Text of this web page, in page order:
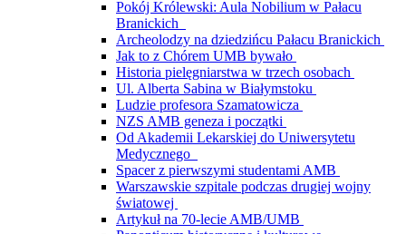
Pokój Królewski: Aula Nobilium w Pałacu
Branickich
Archeolodzy na dziedzińcu Pałacu Branickich
Jak to z Chórem UMB bywało
Historia pielęgniarstwa w trzech osobach
Ul. Alberta Sabina w Białymstoku
Ludzie profesora Szamatowicza
NZS AMB geneza i początki
Od Akademii Lekarskiej do Uniwersytetu
Medycznego
Spacer z pierwszymi studentami AMB
Warszawskie szpitale podczas drugiej wojny
światowej
Artykuł na 70-lecie AMB/UMB